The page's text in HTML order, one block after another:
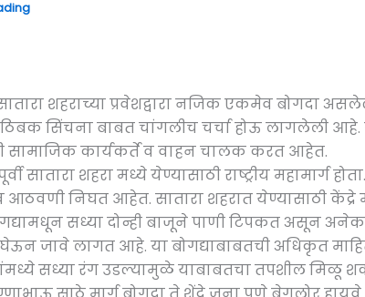
शहराच्या प्रवेशद्वारा नजिक एकमेव बोगदा
सिंचना बाबत चांगलीच चर्चा होऊ लागलेली आहे.
सामाजिक कार्यकर्ते व वाहन चालक करत आहेत.
सातारा शहरा मध्ये येण्यासाठी राष्ट्रीय महामार्ग
निघत आहेत. सातारा शहरात येण्यासाठी केंद्रे
सध्या दोन्ही बाजूने पाणी टिपकत असून
जावे लागत आहे. या बोगद्याबाबतची अधिकृत
सध्या रंग उडल्यामुळे याबाबतचा तपशील मिळू